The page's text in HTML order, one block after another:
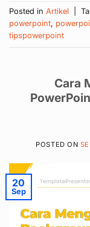
Posted in Artikel
powerpoint,
tipspowerpoint
Cara
POSTED ON
20
Sep